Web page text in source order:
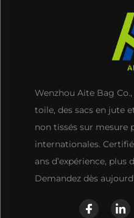
Wenzhou Aite Bag
toile, des sacs en jute
non tissés sur mesure
internationales.
ans d’expérience, plus
Demandez dès